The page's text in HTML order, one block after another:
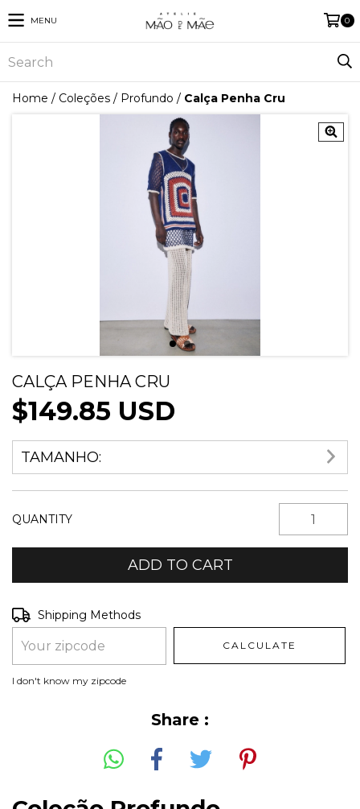
MENU 0
Home / Coleções / Profundo / Calça Penha Cru
CALÇA PENHA CRU
$149.85 USD
TAMANHO:
QUANTITY
Shipping for zipcode:
Shipping Methods
CALCULATE
I don't know my zipcode
Share :